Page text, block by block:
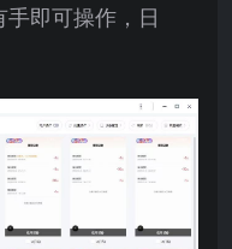
即可操作，日